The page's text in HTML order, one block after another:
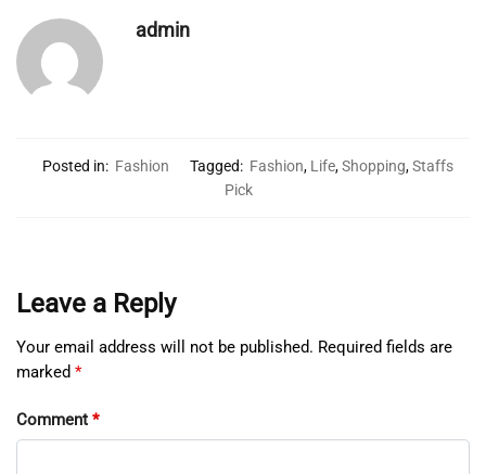
admin
Posted in: Fashion Tagged: Fashion, Life,Shopping,Staffs
Pick
Leave a Reply
Your email address will not be published. Required fields are
marked *
Comment *